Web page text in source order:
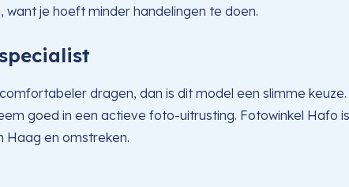
je hoeft minder handelingen te doen.
dragen, dan is dit model een slimme
goed in een actieve foto-uitrusting. Fotowinkel Hafo
Haag en omstreken.